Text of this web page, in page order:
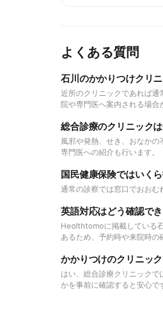
よくある質問
石川のかかりつけクリ
近所のクリニックであれば
院や専門医へ案内される場合
総合診療のクリニック
風邪や発熱、せき、おなか
専門医への紹介も行います。
国民健康保険ではいく
通常の診察では窓口でおおむ
英語対応はどう確認で
Healthtomoに掲載している
あるため、予約時や来院時の
かかりつけのクリニッ
はい、総合診療クリニック
かを事前に確認すると安心で